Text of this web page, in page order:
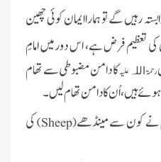
رہیں گے تو ہماراایمان کوئی چھین
تعظیم فرض ہے، اس دورمیں امامِ
رحمۃاللہ علیہکا دامن مضبوطی سے تھام
ہیں، اُن کادامن تھام لیں ۔
نے کون سے مینڈھے(
Sheep
)کی